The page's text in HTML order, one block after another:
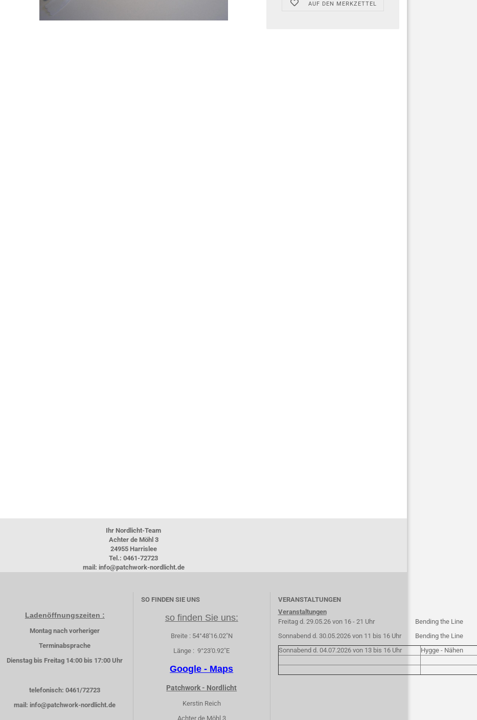
AUF DEN MERKZETTEL
Ihr Nordlicht-Team
Achter de Möhl 3
24955 Harrislee
Tel.: 0461-72723
mail: info@patchwork-nordlicht.de
Ladenöffnungszeiten :
Montag nach vorheriger
Terminabsprache
Dienstag bis Freitag 14:00 bis 17:00 Uhr
telefonisch: 0461/72723
mail: info@patchwork-nordlicht.de
SO FINDEN SIE UNS
so finden Sie uns:
Breite : 54°48'16.02"N
Länge : 9°23'0.92"E
Google - Maps
Patchwork - Nordlicht
Kerstin Reich
Achter de Möhl 3
VERANSTALTUNGEN
Veranstaltungen
Freitag d. 29.05.26 von 16 - 21 Uhr
Bending the Line
Sonnabend d. 30.05.2026 von 11 bis 16 Uhr
Bending the Line
Sonnabend d. 04.07.2026 von 13 bis 16 Uhr
Hygge - Nähen